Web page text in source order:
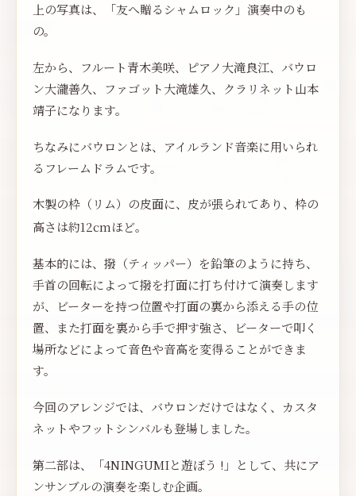
上の写真は、「友へ贈るシャムロック」演奏中のも
の。
左から、フルート青木美咲、ピアノ大滝良江、バウロ
ン大瀧善久、ファゴット大滝雄久、クラリネット山本
靖子になります。
ちなみにバウロンとは、アイルランド音楽に用いられ
るフレームドラムです。
木製の枠（リム）の皮面に、皮が張られてあり、枠の
高さは約12cmほど。
基本的には、撥（ティッパー）を鉛筆のように持ち、
手首の回転によって撥を打面に打ち付けて演奏します
が、ビーターを持つ位置や打面の裏から添える手の位
置、また打面を裏から手で押す強さ、ビーターで叩く
場所などによって音色や音高を変得ることができま
す。
今回のアレンジでは、バウロンだけではなく、カスタ
ネットやフットシンバルも登場しました。
第二部は、「4NINGUMIと遊ぼう !」として、共にア
ンサンブルの演奏を楽しむ企画。